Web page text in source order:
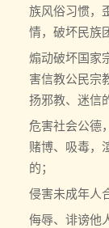
族风俗习惯，
情，破坏民族
煽动破坏国家
害信教公民宗
扬邪教、迷信
危害社会公德
赌博、吸毒，
的；
侵害未成年人
侮辱、诽谤他